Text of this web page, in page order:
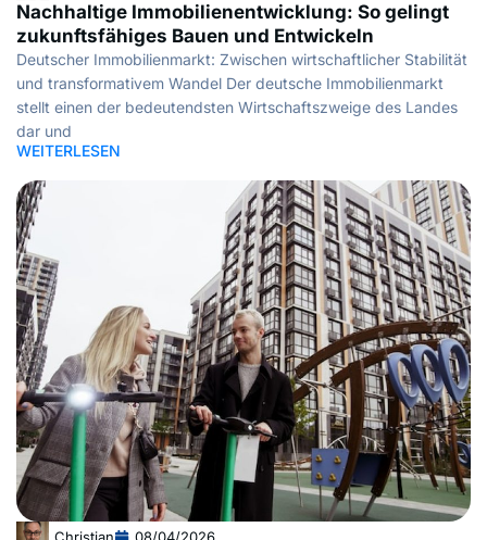
Nachhaltige Immobilienentwicklung: So gelingt
zukunftsfähiges Bauen und Entwickeln
Deutscher Immobilienmarkt: Zwischen wirtschaftlicher Stabilität
und transformativem Wandel Der deutsche Immobilienmarkt
stellt einen der bedeutendsten Wirtschaftszweige des Landes
dar und
WEITERLESEN